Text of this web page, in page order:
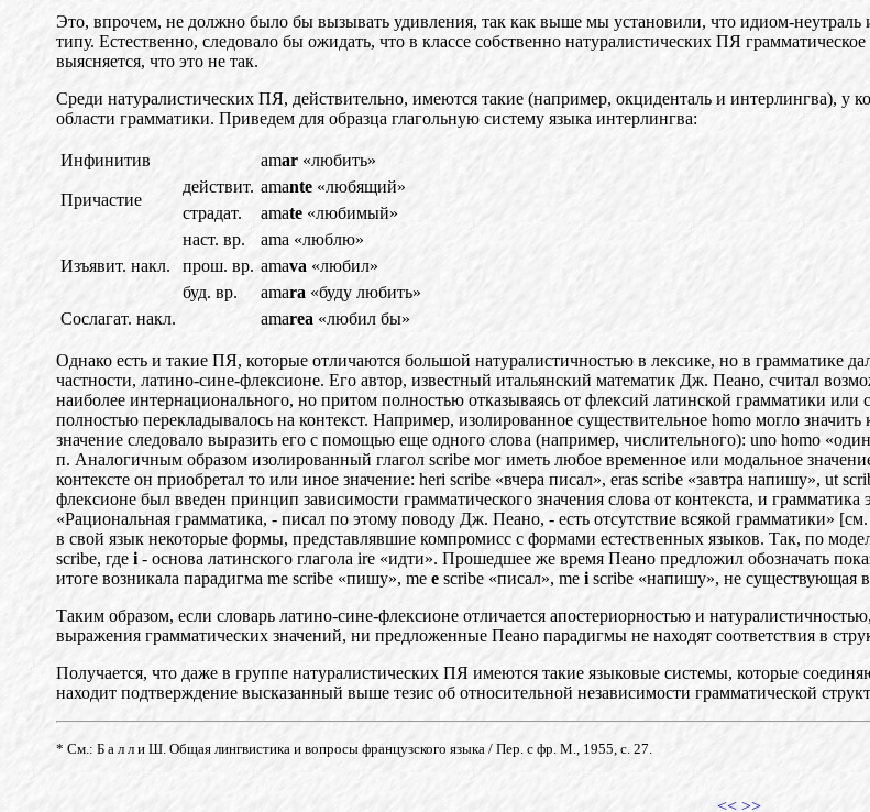
Это, впрочем, не должно было бы вызывать удивления, так как выше мы установили, что идиом-неутраль
типу. Естественно, следовало бы ожидать, что в классе собственно натуралистических ПЯ грамматическое
выясняется, что это не так.
Среди натуралистических ПЯ, действительно, имеются такие (например, окциденталь и интерлингва), у
области грамматики. Приведем для образца глагольную систему языка интерлингва:
Инфинитив amar «любить»
Причастие
действит. amante «любящий»
страдат.
amate «любимый»
Изъявит. накл.
наст. вр. ama «люблю»
прош. вр. amava «любил»
буд. вр.
amara «буду любить»
Сослагат. накл.
amarea «любил бы»
Однако есть и такие ПЯ, которые отличаются большой натуралистичностью в лексике, но в грамматике
частности, латино-сине-флексионе. Его автор, известный итальянский математик Дж. Пеано, считал
наиболее интернационального, но притом полностью отказываясь от флексий латинской грамматики
полностью перекладывалось на контекст. Например, изолированное существительное homo могло
значение следовало выразить его с помощью еще одного слова (например, числительного): uno homo
п. Аналогичным образом изолированный глагол scribe мог иметь любое временное или модальное
контексте он приобретал то или иное значение: heri scribe «вчера писал», eras scribe «завтра напишу», ut
флексионе был введен принцип зависимости грамматического значения слова от контекста, и
«Рациональная грамматика, - писал по этому поводу Дж. Пеано, - есть отсутствие всякой грамматики»
в свой язык некоторые формы, представлявшие компромисс с формами естественных языков. Так, по
scribe, где i - основа латинского глагола ire «идти». Прошедшее же время Пеано предложил обозначать
итоге возникала парадигма me scribe «пишу», me е scribe «писал», me i scribe «напишу», не существующая
Таким образом, если словарь латино-сине-флексионе отличается апостериорностью и
выражения грамматических значений, ни предложенные Пеано парадигмы не находят соответствия в
Получается, что даже в группе натуралистических ПЯ имеются такие языковые системы, которые
находит подтверждение высказанный выше тезис об относительной независимости грамматической
* См.: Б а л л и Ш. Общая лингвистика и вопросы французского языка / Пер. с фр. М., 1955, с. 27.
<< >>